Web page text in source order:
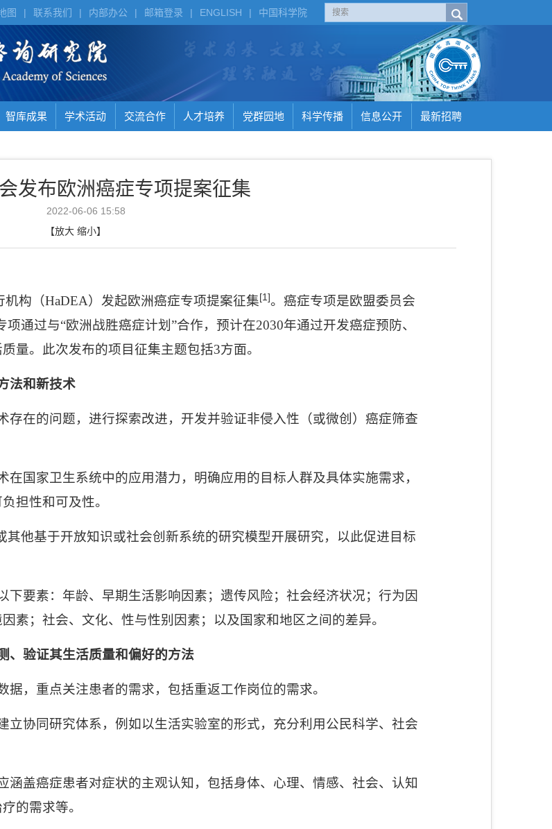
中国科学院
|
ENGLISH
|
邮箱登录
|
内部办公
|
联系我们
|
图
智库成果 学术活动 交流合作 人才培养 党群园地 科学传播 信息公开 最新招聘
发布欧洲癌症专项提案征集
2022-06-06 15:58
【放大 缩小】
机构（HaDEA）发起欧洲癌症专项提案征集[1]。癌症专项是欧盟委员会
项通过与“欧洲战胜癌症计划”合作，预计在2030年通过开发癌症预防、
量。此次发布的项目征集主题包括3方面。
法和新技术
存在的问题，进行探索改进，开发并验证非侵入性（或微创）癌症筛查
在国家卫生系统中的应用潜力，明确应用的目标人群及具体实施需求，
担性和可及性。
其他基于开放知识或社会创新系统的研究模型开展研究，以此促进目标
下要素：年龄、早期生活影响因素； 遗传风险；社会经济状况；行为因
素；社会、文化、性与性别因素；以及国家和地区之间的差异。
、验证其生活质量和偏好的方法
据，重点关注患者的需求，包括重返工作岗位的需求。
立协同研究体系，例如以生活实验室的形式，充分利用公民科学、社会
涵盖癌症患者对症状的主观认知，包括身体、心理、情感、社会、认知
的需求等。